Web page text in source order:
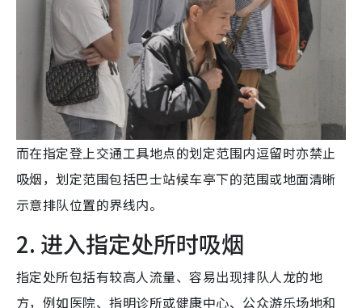
而在指定登上交通工具地点的划定范围内逗留时亦禁止
吸烟，划定范围包括巴士站候车亭下的范围或地面清晰
示意排队位置的界线内。
2. 进入指定处所时吸烟
指定处所包括有较高人流量、容易出现排队人龙的地
方，例如医院、指明诊所或健康中心、公众游乐场地和